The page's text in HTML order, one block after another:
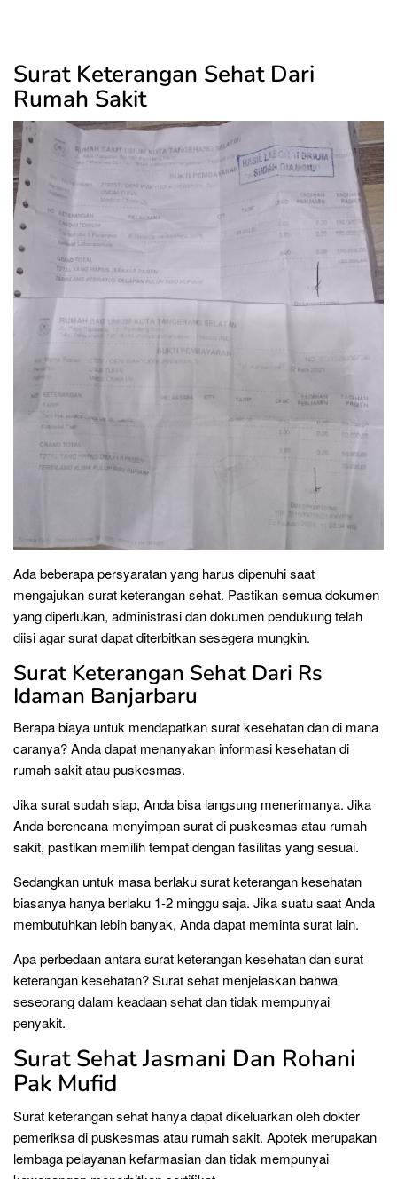
Surat Keterangan Sehat Dari
Rumah Sakit
Ada beberapa persyaratan yang harus dipenuhi saat
mengajukan surat keterangan sehat. Pastikan semua dokumen
yang diperlukan, administrasi dan dokumen pendukung telah
diisi agar surat dapat diterbitkan sesegera mungkin.
Surat Keterangan Sehat Dari Rs
Idaman Banjarbaru
Berapa biaya untuk mendapatkan surat kesehatan dan di mana
caranya? Anda dapat menanyakan informasi kesehatan di
rumah sakit atau puskesmas.
Jika surat sudah siap, Anda bisa langsung menerimanya. Jika
Anda berencana menyimpan surat di puskesmas atau rumah
sakit, pastikan memilih tempat dengan fasilitas yang sesuai.
Sedangkan untuk masa berlaku surat keterangan kesehatan
biasanya hanya berlaku 1-2 minggu saja. Jika suatu saat Anda
membutuhkan lebih banyak, Anda dapat meminta surat lain.
Apa perbedaan antara surat keterangan kesehatan dan surat
keterangan kesehatan? Surat sehat menjelaskan bahwa
seseorang dalam keadaan sehat dan tidak mempunyai
penyakit.
Surat Sehat Jasmani Dan Rohani
Pak Mufid
Surat keterangan sehat hanya dapat dikeluarkan oleh dokter
pemeriksa di puskesmas atau rumah sakit. Apotek merupakan
lembaga pelayanan kefarmasian dan tidak mempunyai